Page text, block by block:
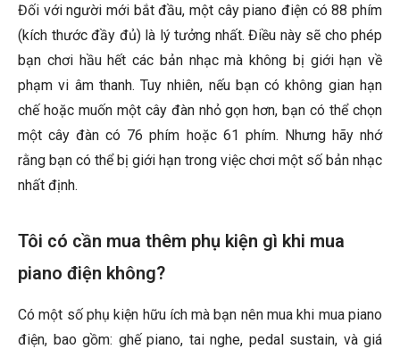
Đối với người mới bắt đầu, một cây piano điện có 88 phím
(kích thước đầy đủ) là lý tưởng nhất. Điều này sẽ cho phép
bạn chơi hầu hết các bản nhạc mà không bị giới hạn về
phạm vi âm thanh. Tuy nhiên, nếu bạn có không gian hạn
chế hoặc muốn một cây đàn nhỏ gọn hơn, bạn có thể chọn
một cây đàn có 76 phím hoặc 61 phím. Nhưng hãy nhớ
rằng bạn có thể bị giới hạn trong việc chơi một số bản nhạc
nhất định.
Tôi có cần mua thêm phụ kiện gì khi mua
piano điện không?
Có một số phụ kiện hữu ích mà bạn nên mua khi mua piano
điện, bao gồm: ghế piano, tai nghe, pedal sustain, và giá